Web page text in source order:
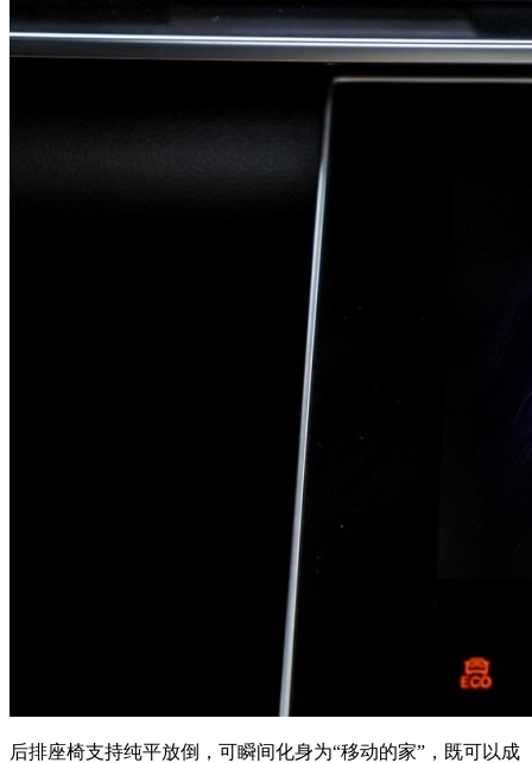
后排座椅支持纯平放倒，可瞬间化身为“移动的家”，既可以成